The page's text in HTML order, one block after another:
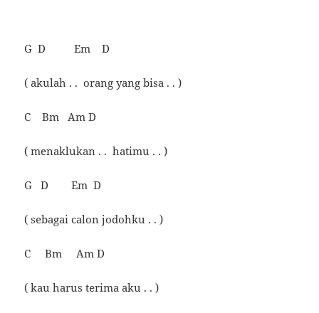
G D Em D
( akulah . . orang yang bisa . . )
C Bm Am D
( menaklukan . . hatimu . . )
G D Em D
( sebagai calon jodohku . . )
C Bm Am D
( kau harus terima aku . . )